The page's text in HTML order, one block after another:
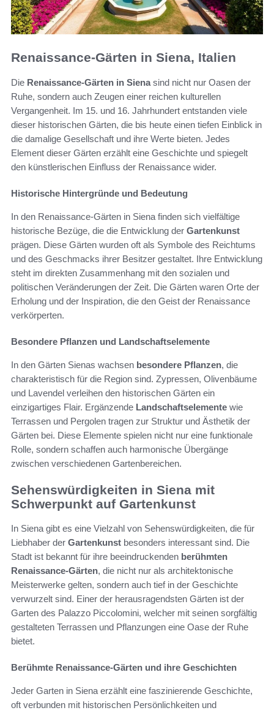
Renaissance-Gärten in Siena, Italien
Die Renaissance-Gärten in Sienasind nicht nur Oasen der
Ruhe, sondern auch Zeugen einer reichen kulturellen
Vergangenheit. Im 15. und 16. Jahrhundert entstanden viele
dieser historischen Gärten, die bis heute einen tiefen Einblick in
die damalige Gesellschaft und ihre Werte bieten. Jedes
Element dieser Gärten erzählt eine Geschichte und spiegelt
den künstlerischen Einfluss der Renaissance wider.
Historische Hintergründe und Bedeutung
In den Renaissance-Gärten in Siena finden sich vielfältige
historische Bezüge, die die Entwicklung der Gartenkunst
prägen. Diese Gärten wurden oft als Symbole des Reichtums
und des Geschmacks ihrer Besitzer gestaltet. Ihre Entwicklung
steht im direkten Zusammenhang mit den sozialen und
politischen Veränderungen der Zeit. Die Gärten waren Orte der
Erholung und der Inspiration, die den Geist der Renaissance
verkörperten.
Besondere Pflanzen und Landschaftselemente
In den Gärten Sienas wachsen besondere Pflanzen, die
charakteristisch für die Region sind. Zypressen, Olivenbäume
und Lavendel verleihen den historischen Gärten ein
einzigartiges Flair. Ergänzende Landschaftselemente wie
Terrassen und Pergolen tragen zur Struktur und Ästhetik der
Gärten bei. Diese Elemente spielen nicht nur eine funktionale
Rolle, sondern schaffen auch harmonische Übergänge
zwischen verschiedenen Gartenbereichen.
Sehenswürdigkeiten in Siena mit
Schwerpunkt auf Gartenkunst
In Siena gibt es eine Vielzahl von Sehenswürdigkeiten, die für
Liebhaber der Gartenkunst besonders interessant sind. Die
Stadt ist bekannt für ihre beeindruckenden berühmten
Renaissance-Gärten, die nicht nur als architektonische
Meisterwerke gelten, sondern auch tief in der Geschichte
verwurzelt sind. Einer der herausragendsten Gärten ist der
Garten des Palazzo Piccolomini, welcher mit seinen sorgfältig
gestalteten Terrassen und Pflanzungen eine Oase der Ruhe
bietet.
Berühmte Renaissance-Gärten und ihre Geschichten
Jeder Garten in Siena erzählt eine faszinierende Geschichte,
oft verbunden mit historischen Persönlichkeiten und